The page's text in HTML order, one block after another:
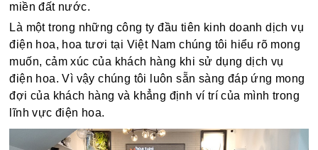
miền đất nước.
Là một trong những công ty đầu tiên kinh doanh dịch vụ
điện hoa, hoa tươi tại Việt Nam chúng tôi hiểu rõ mong
muốn, cảm xúc của khách hàng khi sử dụng dịch vụ
điện hoa. Vì vậy chúng tôi luôn sẵn sàng đáp ứng mong
đợi của khách hàng và khẳng định ví trí của mình trong
lĩnh vực điện hoa.